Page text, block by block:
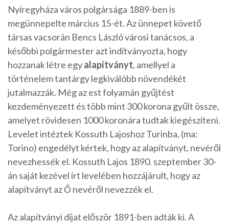
Nyíregyháza város polgársága 1889-ben is
megünnepelte március 15-ét. Az ünnepet követő
társas vacsorán Bencs László városi tanácsos, a
későbbi polgármester azt indítványozta, hogy
hozzanak létre egyalapítványt, amellyel a
történelem tantárgy legkiválóbb növendékét
jutalmazzák. Még az est folyamán gyűjtést
kezdeményezett és több mint 300 korona gyűlt össze,
amelyet rövidesen 1000 koronára tudtak kiegészíteni.
Levelet intéztek Kossuth Lajoshoz Turinba, (ma:
Torino) engedélyt kértek, hogy az alapítványt, nevéről
nevezhessék el. Kossuth Lajos 1890. szeptember 30-
án saját kezével írt levelében hozzájárult, hogy az
alapítványt az Ő nevéről nevezzék el.
Az alapítványi díjat először 1891-ben adták ki. A